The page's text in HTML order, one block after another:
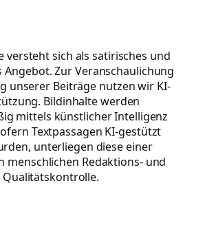
versteht sich als satirisches und
Angebot. Zur Veranschaulichung
unserer Beiträge nutzen wir KI-
Bildinhalte werden
mittels künstlicher Intelligenz
Textpassagen KI-gestützt
unterliegen diese einer
menschlichen Redaktions- und
Qualitätskontrolle.